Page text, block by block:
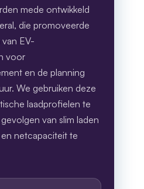
mede ontwikkeld
die promoveerde
EV-
voor
en de planning
We gebruiken deze
laadprofielen te
van slim laden
netcapaciteit te